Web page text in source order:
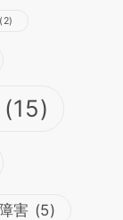
(2)
(15)
害 (5)